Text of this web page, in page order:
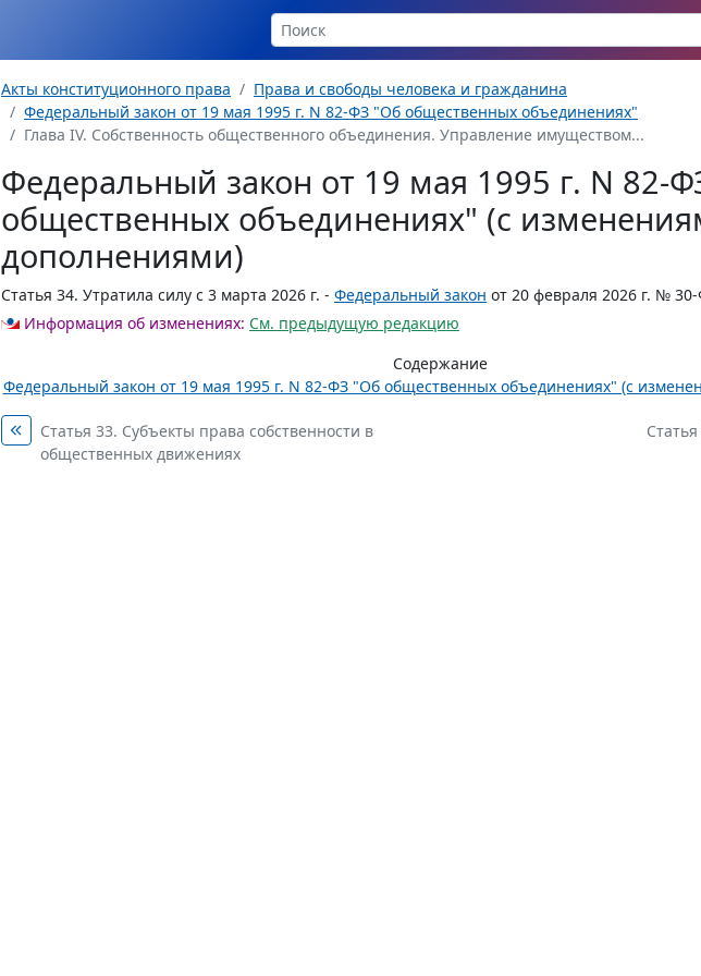
Акты конституционного права
Права и свободы человека и гражданина
Федеральный закон от 19 мая 1995 г. N 82-ФЗ "Об общественных объединениях"
Глава IV. Собственность общественного объединения. Управление имуществом...
Федеральный закон от 19 мая 1995 г. N 82-
общественных объединениях" (с
дополнениями)
Статья 34. Утратила силу с 3 марта 2026 г. - Федеральный закон от 20 февраля 2026 г. №
Информация об изменениях: См. предыдущую редакцию
Содержание
Федеральный закон от 19 мая 1995 г. N 82-ФЗ "Об общественных объединениях" (с
Статья 33. Субъекты права собственности в
общественных движениях